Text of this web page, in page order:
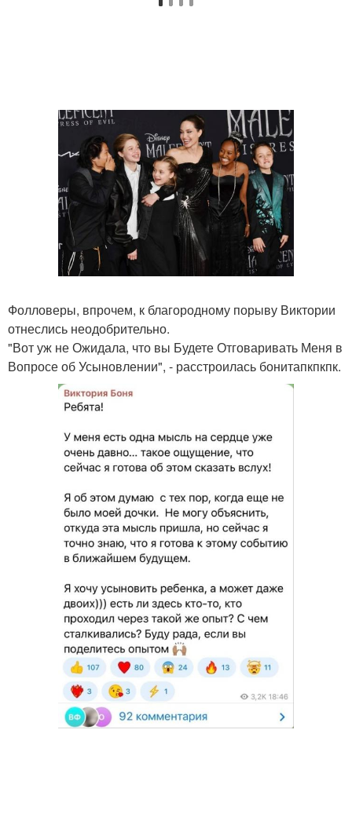
Фолловеры, впрочем, к благородному порыву Виктории
отнеслись неодобрительно.
"Вот уж не Ожидала, что вы Будете Отговаривать Меня в
Вопросе об Усыновлении", - расстроилась бонитапкпкпк.